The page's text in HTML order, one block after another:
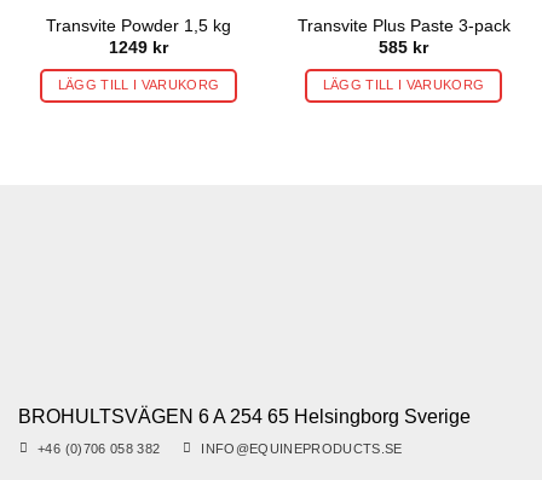
Transvite Powder 1,5 kg
1249 kr
LÄGG TILL I VARUKORG
Transvite Plus Paste 3-pack
585 kr
LÄGG TILL I VARUKORG
BROHULTSVÄGEN 6 A 254 65 Helsingborg Sverige
+46 (0)706 058 382 INFO@EQUINEPRODUCTS.SE